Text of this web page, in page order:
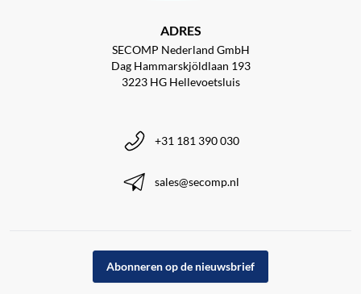
ADRES
SECOMP Nederland GmbH
Dag Hammarskjöldlaan 193
3223 HG Hellevoetsluis
+31 181 390 030
sales@secomp.nl
Abonneren op de nieuwsbrief